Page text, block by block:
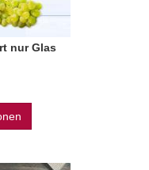
nur Glas